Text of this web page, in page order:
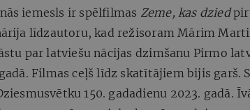
iemesls ir spēlfilmas Zeme, kas dzied
līdzautoru, kad režisoram Mārim
par latviešu nācijas dzimšanu Pirmo
Filmas ceļš līdz skatītājiem bijis garš.
150. gadadienu 2023. gadā.